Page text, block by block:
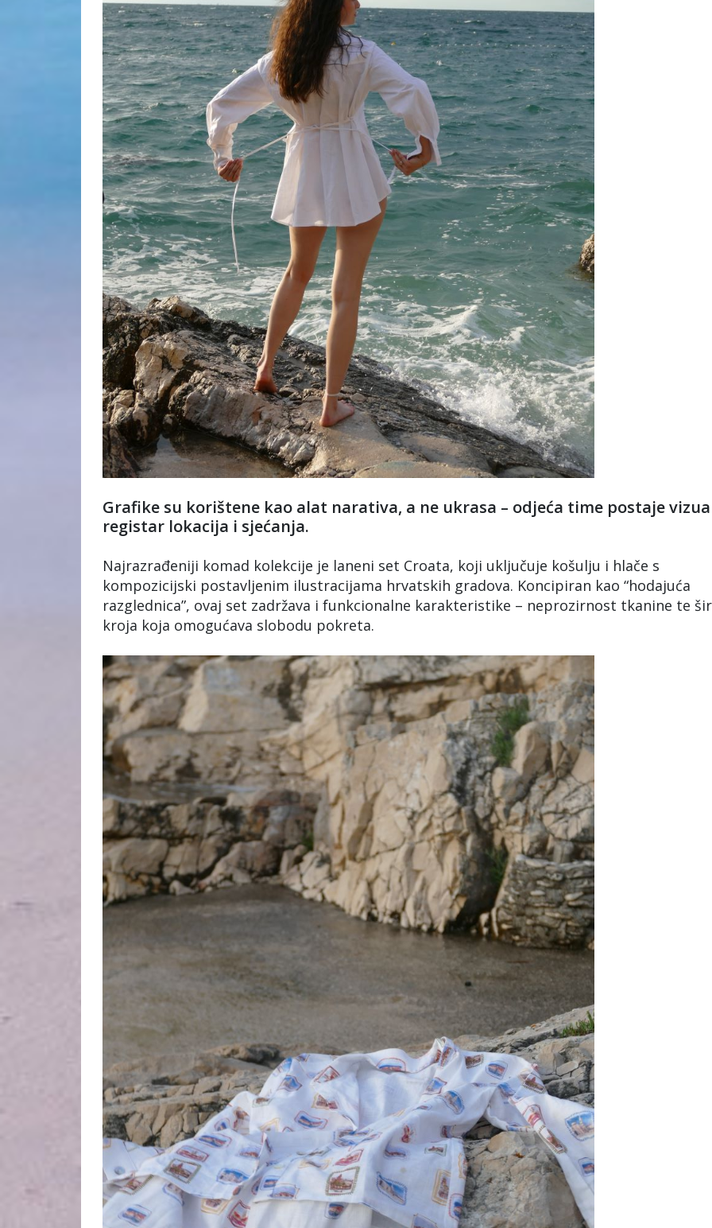
Grafike su korištene kao alat narativa, a ne ukrasa – odjeća time postaje
registar lokacija i sjećanja.
Najrazrađeniji komad kolekcije je laneni set Croata, koji uključuje košulju i hlače s
kompozicijski postavljenim ilustracijama hrvatskih gradova. Koncipiran kao “hodajuća
razglednica”, ovaj set zadržava i funkcionalne karakteristike – neprozirnost tkanine te
kroja koja omogućava slobodu pokreta.